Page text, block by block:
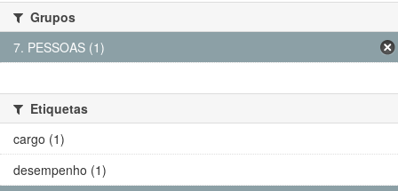
Grupos
7. PESSOAS (1)
Etiquetas
cargo (1)
desempenho (1)